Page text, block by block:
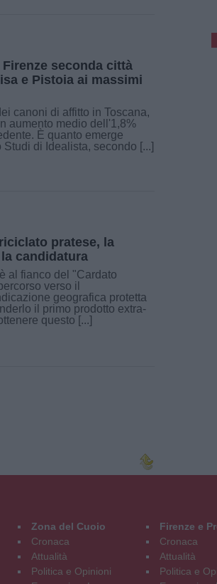
seconda città
e Pistoia ai massimi
canoni di affitto in Toscana,
aumento medio dell'1,8%
È quanto emerge
di Idealista, secondo [...]
pratese, la
candidatura
al fianco del "Cardato
verso il
geografica protetta
il primo prodotto extra-
questo [...]
Zona del Cuoio
Cronaca
Attualità
Politica e Opinioni
Firenze e
Cronaca
Attualità
Politica e